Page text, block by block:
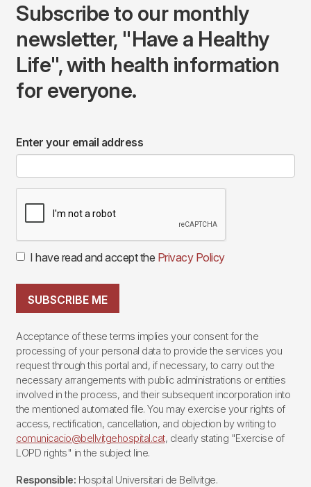
Subscribe to our monthly
newsletter, "Have a Healthy
Life", with health information
for everyone.
Enter your email address
I have read and accept the Privacy Policy
SUBSCRIBE ME
Acceptance of these terms implies your consent for the
processing of your personal data to provide the services you
request through this portal and, if necessary, to carry out the
necessary arrangements with public administrations or entities
involved in the process, and their subsequent incorporation into
the mentioned automated file. You may exercise your rights of
access, rectification, cancellation, and objection by writing to
comunicacio@bellvitgehospital.cat, clearly stating "Exercise of
LOPD rights" in the subject line.
Responsible: Hospital Universitari de Bellvitge.